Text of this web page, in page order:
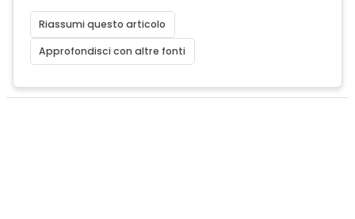
Riassumi questo articolo
Approfondisci con altre fonti